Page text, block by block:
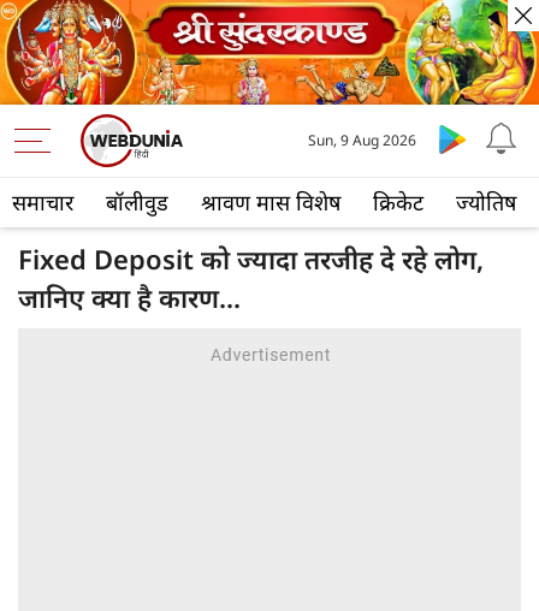
समाचार बॉलीवुड श्रावण मास विशेष क्रिकेट ज्योतिष
Sun, 9 Aug 2026
Fixed Deposit को ज्‍यादा तरजीह दे रहे लोग,
जानिए क्‍या है कारण...